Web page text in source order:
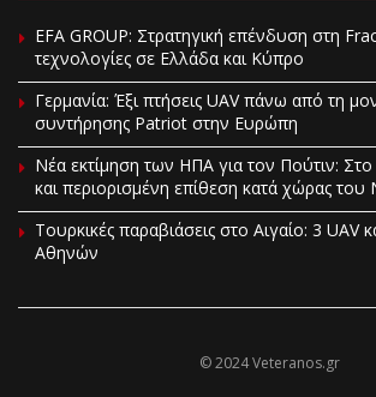
EFA GROUP: Στρατηγική επένδυση στη
τεχνολογίες σε Ελλάδα και Κύπρο
Γερμανία: Έξι πτήσεις UAV πάνω από τη
συντήρησης Patriot στην Ευρώπη
Νέα εκτίμηση των ΗΠΑ για τον Πούτιν: Στο
και περιορισμένη επίθεση κατά χώρας
Τουρκικές παραβιάσεις στο Αιγαίο: 3 UAV
Αθηνών
© 2024 Veteranos.gr